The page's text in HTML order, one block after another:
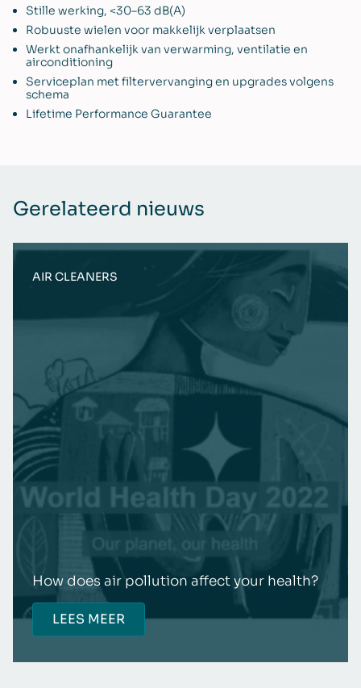
Stille werking, <30–63 dB(A)
Robuuste wielen voor makkelijk verplaatsen
Werkt onafhankelijk van verwarming, ventilatie en
airconditioning
Serviceplan met filtervervanging en upgrades volgens
schema
Lifetime Performance Guarantee
Gerelateerd nieuws
AIR CLEANERS
How does air pollution affect your health?
LEES MEER